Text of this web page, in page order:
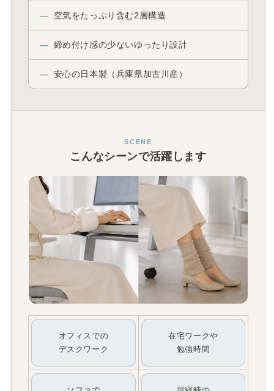
— 空気をたっぷり含む2層構造
— 締め付け感の少ないゆったり設計
— 安心の日本製（兵庫県加古川産）
SCENE
こんなシーンで活躍します
オフィスでの
デスクワーク
在宅ワークや
勉強時間